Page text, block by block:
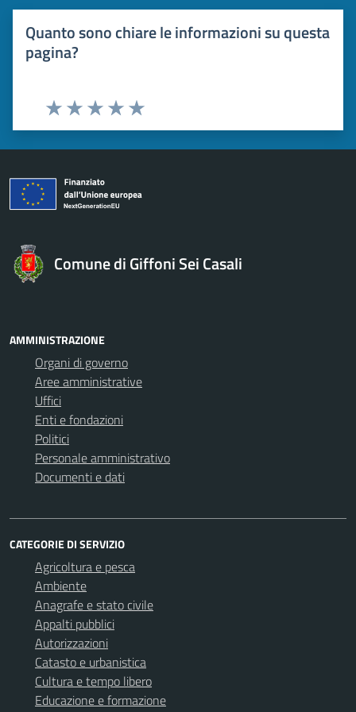
Quanto sono chiare le informazioni su questa
pagina?
Valuta 5 stelle su 5
Valuta 4 stelle su 5
Valuta 3 stelle su 5
Valuta 2 stelle su 5
Valuta 1 stelle su 5
Comune di Giffoni Sei Casali
AMMINISTRAZIONE
Organi di governo
Aree amministrative
Uffici
Enti e fondazioni
Politici
Personale amministrativo
Documenti e dati
CATEGORIE DI SERVIZIO
Agricoltura e pesca
Ambiente
Anagrafe e stato civile
Appalti pubblici
Autorizzazioni
Catasto e urbanistica
Cultura e tempo libero
Educazione e formazione